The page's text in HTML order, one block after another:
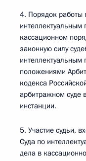
4. Порядок работы
кассационном
законную силу
интеллектуальным
положениями
кодекса
арбитражном суде
инстанции.
5. Участие судьи,
Суда по
дела в